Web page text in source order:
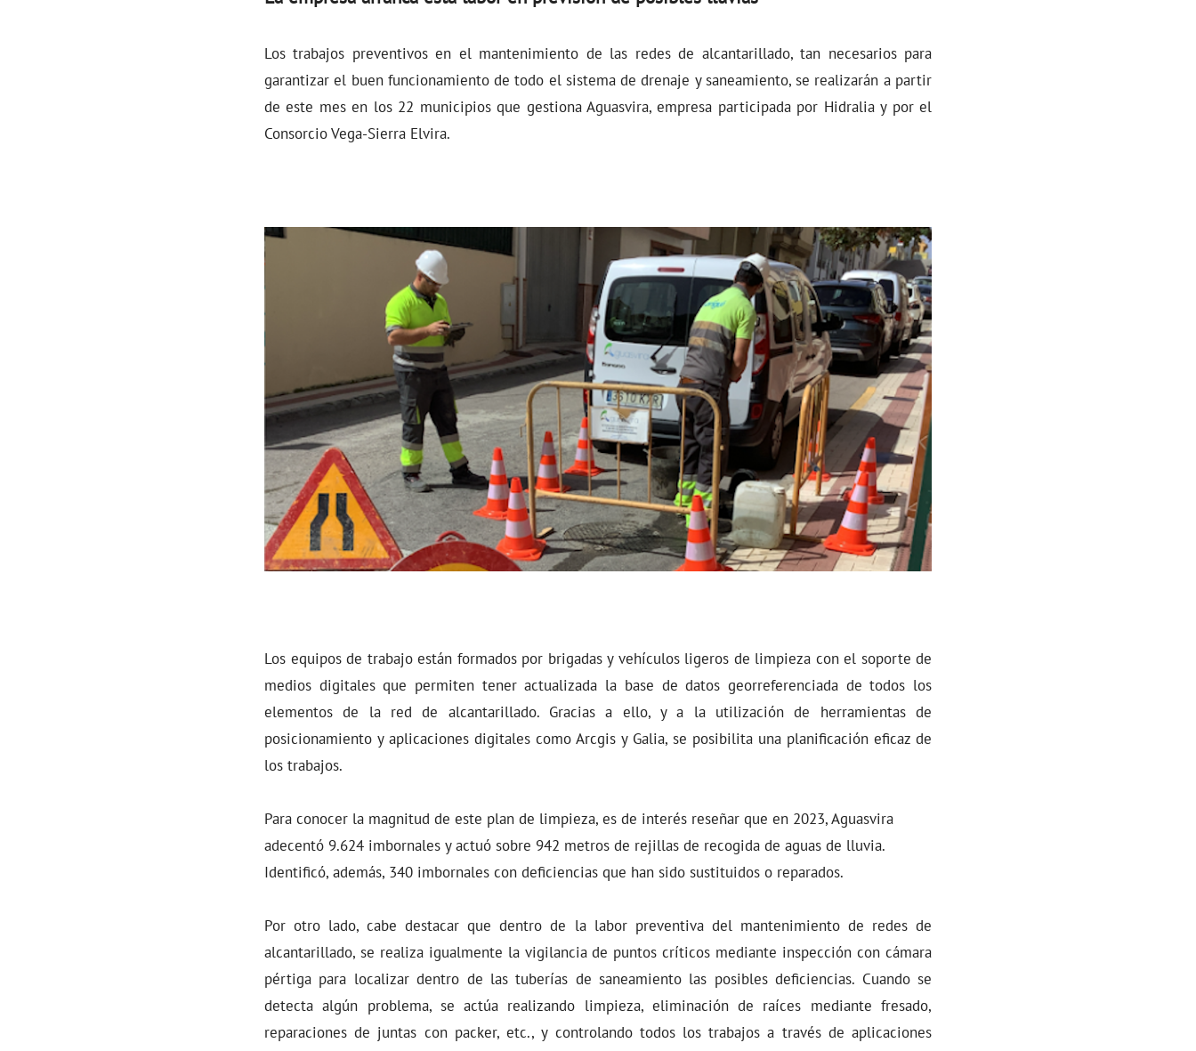
Los trabajos preventivos en el mantenimiento de las redes de alcantarillado, tan necesarios para
garantizar el buen funcionamiento de todo el sistema de drenaje y saneamiento, se realizarán a partir
de este mes en los 22 municipios que gestiona Aguasvira, empresa participada por Hidralia y por el
Consorcio Vega-Sierra Elvira.
Los equipos de trabajo están formados por brigadas y vehículos ligeros de limpieza con el soporte de
medios digitales que permiten tener actualizada la base de datos georreferenciada de todos los
elementos de la red de alcantarillado. Gracias a ello, y a la utilización de herramientas de
posicionamiento y aplicaciones digitales como Arcgis y Galia, se posibilita una planificación eficaz de
los trabajos.
Para conocer la magnitud de este plan de limpieza, es de interés reseñar que en 2023, Aguasvira
adecentó 9.624 imbornales y actuó sobre 942 metros de rejillas de recogida de aguas de lluvia.
Identificó, además, 340 imbornales con deficiencias que han sido sustituidos o reparados.
Por otro lado, cabe destacar que dentro de la labor preventiva del mantenimiento de redes de
alcantarillado, se realiza igualmente la vigilancia de puntos críticos mediante inspección con cámara
pértiga para localizar dentro de las tuberías de saneamiento las posibles deficiencias. Cuando se
detecta algún problema, se actúa realizando limpieza, eliminación de raíces mediante fresado,
reparaciones de juntas con packer, etc., y controlando todos los trabajos a través de aplicaciones